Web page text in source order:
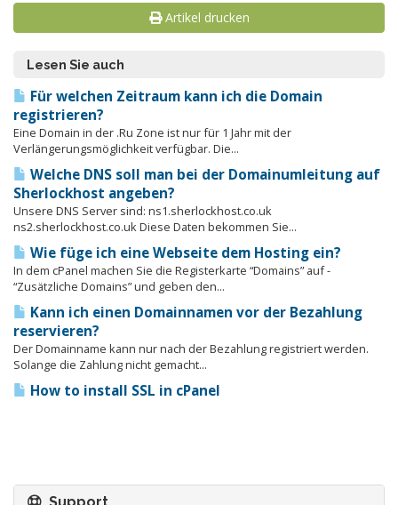
Artikel drucken
Lesen Sie auch
Für welchen Zeitraum kann ich die Domain
registrieren?
Eine Domain in der .Ru Zone ist nur für 1 Jahr mit der
Verlängerungsmöglichkeit verfügbar. Die...
Welche DNS soll man bei der Domainumleitung auf
Sherlockhost angeben?
Unsere DNS Server sind: ns1.sherlockhost.co.uk
ns2.sherlockhost.co.uk Diese Daten bekommen Sie...
Wie füge ich eine Webseite dem Hosting ein?
In dem cPanel machen Sie die Registerkarte “Domains” auf -
“Zusätzliche Domains” und geben den...
Kann ich einen Domainnamen vor der Bezahlung
reservieren?
Der Domainname kann nur nach der Bezahlung registriert werden.
Solange die Zahlung nicht gemacht...
How to install SSL in cPanel